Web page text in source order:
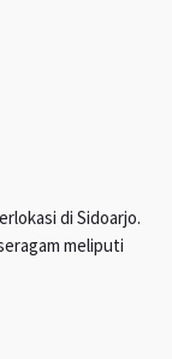
di Sidoarjo.
meliputi